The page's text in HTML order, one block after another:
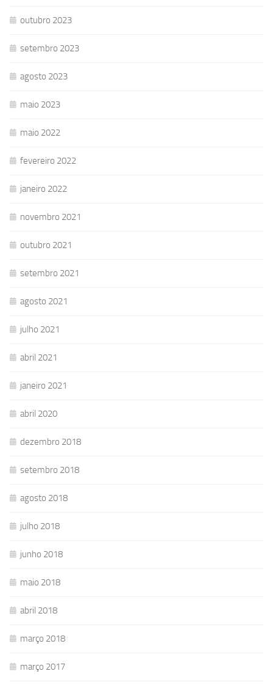
outubro 2023
setembro 2023
agosto 2023
maio 2023
maio 2022
fevereiro 2022
janeiro 2022
novembro 2021
outubro 2021
setembro 2021
agosto 2021
julho 2021
abril 2021
janeiro 2021
abril 2020
dezembro 2018
setembro 2018
agosto 2018
julho 2018
junho 2018
maio 2018
abril 2018
março 2018
março 2017